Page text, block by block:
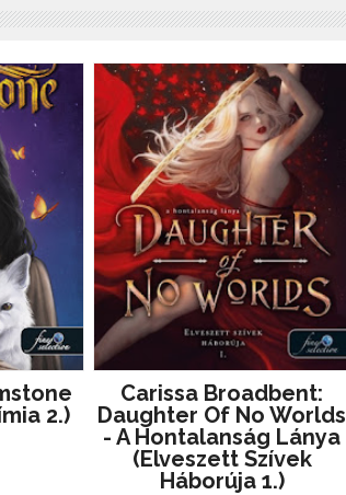
2.)
Carissa Broadbent:
Daughter Of No Worlds
- A Hontalanság Lánya
(Elveszett Szívek
Háborúja 1.)